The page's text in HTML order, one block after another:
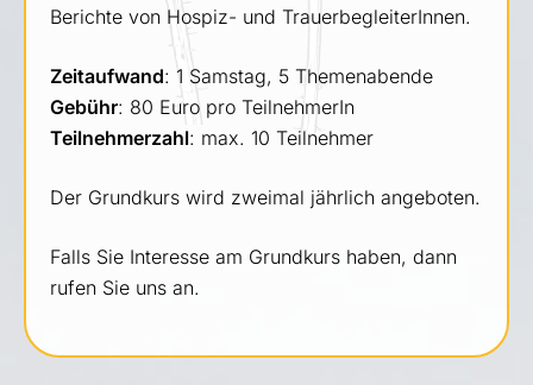
Berichte von Hospiz- und TrauerbegleiterInnen.
Zeitaufwand: 1 Samstag, 5 Themenabende
Gebühr: 80 Euro pro TeilnehmerIn
Teilnehmerzahl: max. 10 Teilnehmer
Der Grundkurs wird zweimal jährlich angeboten.
Falls Sie Interesse am Grundkurs haben, dann
rufen Sie uns an.